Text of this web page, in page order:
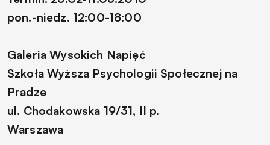
pon.-niedz. 12:00-18:00
Galeria Wysokich Napięć
Szkoła Wyższa Psychologii Społecznej na
Pradze
ul. Chodakowska 19/31, II p.
Warszawa